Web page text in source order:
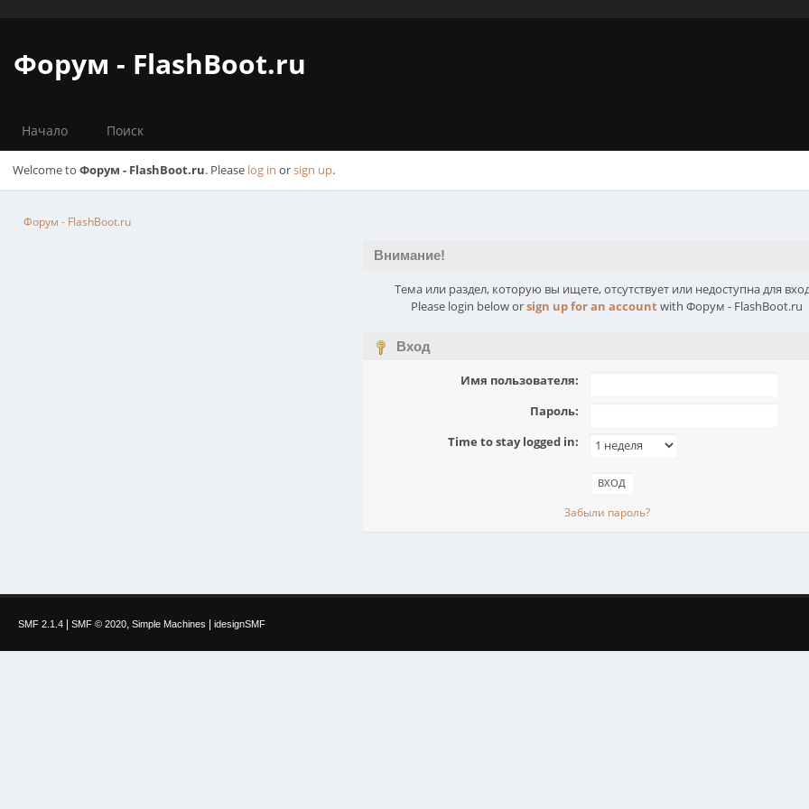
Форум - FlashBoot.ru
Начало Поиск
Welcome to Форум - FlashBoot.ru. Please log in orsign up.
Форум - FlashBoot.ru
Внимание!
Тема или раздел, которую вы ищете, отсутствует или недоступна для
Please login below orsign up for an accountwith Форум - FlashBoot.ru
Вход
Имя пользователя:
Пароль:
Time to stay logged in:
Забыли пароль?
SMF 2.1.4 SMF © 2020, Simple Machines idesignSMF